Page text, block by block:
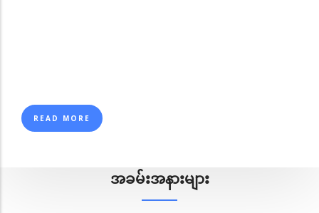
READ MORE
အခမ်းအနားများ